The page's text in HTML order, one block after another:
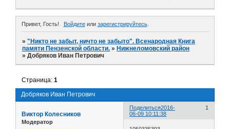
Привет, Гость! Войдитеили зарегистрируйтесь.
»"Никто не забыт, ничто не забыто". Всенародная Книга
памяти Пензенской области. » Нижнеломовский район
»Добряков Иван Петрович
Добряков Иван Петрович
Страница:1
Поделиться 1
2016-
06-09 10:11:38
Виктор Колесников
Модератор